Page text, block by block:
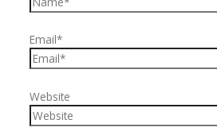
Email*
Website